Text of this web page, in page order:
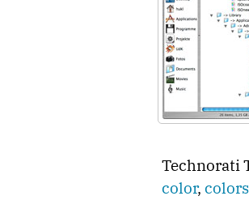
Technorati
color, colors